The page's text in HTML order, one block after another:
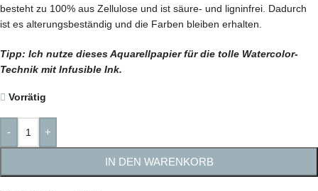
besteht zu 100% aus Zellulose und ist säure- und ligninfrei. Dadurch
ist es alterungsbeständig und die Farben bleiben erhalten.
Tipp: Ich nutze dieses Aquarellpapier für die tolle Watercolor-
Technik mit Infusible Ink.
Vorrätig
- +
IN DEN WARENKORB